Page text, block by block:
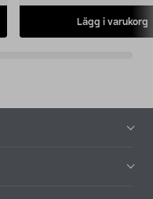
Lägg i varukorg